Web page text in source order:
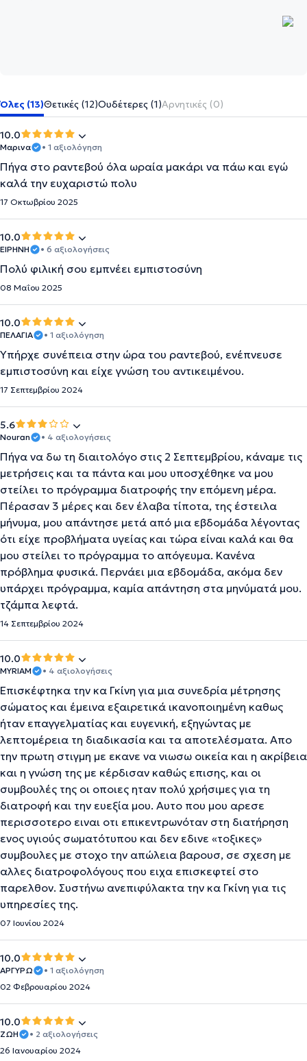
Όλες (13)Θετικές (12)Ουδέτερες (1)Αρνητικές (0)
10.0
Μαρινα • 1 αξιολόγηση
Πήγα στο ραντεβού όλα ωραία μακάρι να πάω και εγώ
καλά την ευχαριστώ πολυ
17 Οκτωβρίου 2025
10.0
ΕΙΡΗΝΗ • 6 αξιολογήσεις
Πολύ φιλική σου εμπνέει εμπιστοσύνη
08 Μαΐου 2025
10.0
ΠΕΛΑΓΙΑ • 1 αξιολόγηση
Υπήρχε συνέπεια στην ώρα του ραντεβού, ενέπνευσε
εμπιστοσύνη και είχε γνώση του αντικειμένου.
17 Σεπτεμβρίου 2024
5.6
Nouran • 4 αξιολογήσεις
Πήγα να δω τη διαιτολόγο στις 2 Σεπτεμβρίου, κάναμε τις
μετρήσεις και τα πάντα και μου υποσχέθηκε να μου
στείλει το πρόγραμμα διατροφής την επόμενη μέρα.
Πέρασαν 3 μέρες και δεν έλαβα τίποτα, της έστειλα
μήνυμα, μου απάντησε μετά από μια εβδομάδα λέγοντας
ότι είχε προβλήματα υγείας και τώρα είναι καλά και θα
μου στείλει το πρόγραμμα το απόγευμα. Κανένα
πρόβλημα φυσικά. Περνάει μια εβδομάδα, ακόμα δεν
υπάρχει πρόγραμμα, καμία απάντηση στα μηνύματά μου.
τζάμπα λεφτά.
14 Σεπτεμβρίου 2024
10.0
MYRIAM • 4 αξιολογήσεις
Επισκέφτηκα την κα Γκίνη για μια συνεδρία μέτρησης
σώματος και έμεινα εξαιρετικά ικανοποιημένη καθως
ήταν επαγγελματίας και ευγενική, εξηγώντας με
λεπτομέρεια τη διαδικασία και τα αποτελέσματα. Απο
την πρωτη στιγμη με εκανε να νιωσω οικεία και η ακρίβεια
και η γνώση της με κέρδισαν καθώς επισης, και οι
συμβουλές της οι οποιες ηταν πολύ χρήσιμες για τη
διατροφή και την ευεξία μου. Αυτο που μου αρεσε
περισσοτερο ειναι οτι επικεντρωνόταν στη διατήρηση
ενος υγιούς σωματότυπου και δεν εδινε «τοξικες»
συμβουλες με στοχο την απώλεια βαρουσ, σε σχεση με
αλλες διατροφολόγους που ειχα επισκεφτεί στο
παρελθον. Συστήνω ανεπιφύλακτα την κα Γκίνη για τις
υπηρεσίες της.
07 Ιουνίου 2024
10.0
AΡΓΥΡΩ
• 1 αξιολόγηση
02 Φεβρουαρίου 2024
10.0
ΖΩΗ
• 2 αξιολογήσεις
26 Ιανουαρίου 2024